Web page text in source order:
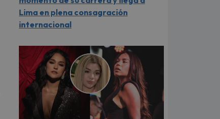
Lima en plena consagración
internacional